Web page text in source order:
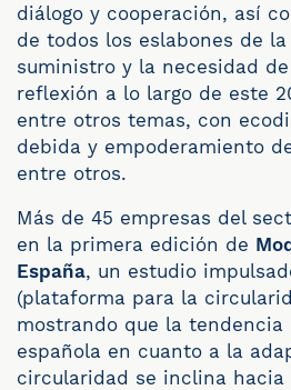
diálogo y cooperación, así
de todos los eslabones de
suministro y la necesidad
reflexión a lo largo de este
entre otros temas, con
debida y empoderamiento
entre otros.
Más de 45 empresas del
en la primera edición de
España, un estudio
(plataforma para la
mostrando que la
española en cuanto a la
circularidad se inclina hacia